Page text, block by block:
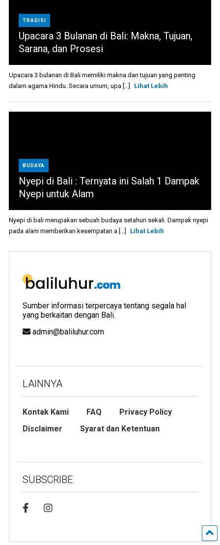
TRADISI
Upacara 3 Bulanan di Bali: Makna, Tujuan,
Sarana, dan Prosesi
Upacara 3 bulanan di Bali memiliki makna dan tujuan yang penting
dalam agama Hindu. Secara umum, upa [...]
Lihat Lebih
BUDAYA
Nyepi di Bali : Ternyata ini Salah 1 Dampak
Nyepi untuk Alam
Nyepi di bali merupakan sebuah budaya setahun sekali. Dampak nyepi
pada alam memberikan kesempatan a [...]
Lihat Lebih
Sumber informasi terpercaya tentang segala hal
yang berkaitan dengan Bali.
admin@baliluhur.com
LAINNYA
Kontak Kami FAQ
Privacy Policy
Disclaimer
Syarat dan Ketentuan
SUBSCRIBE